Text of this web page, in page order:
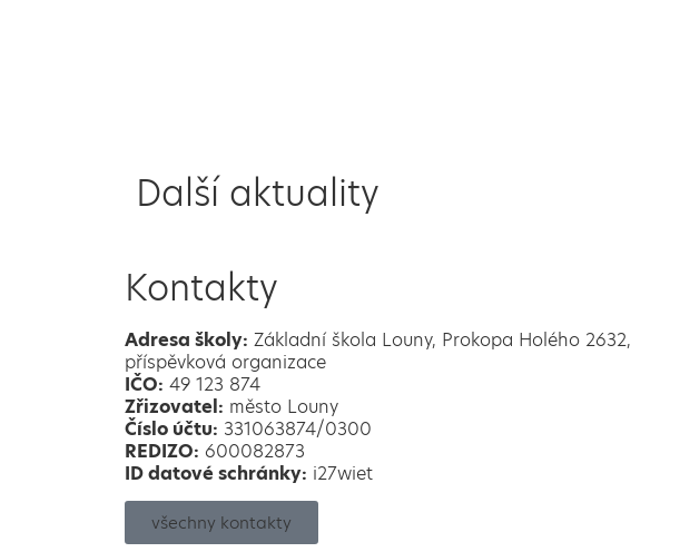
Další aktuality
Kontakty
Adresa školy: Základní škola Louny, Prokopa Holého 2632,
příspěvková organizace
IČO: 49 123 874
Zřizovatel: město Louny
Číslo účtu: 331063874/0300
REDIZO: 600082873
ID datové schránky: i27wiet
všechny kontakty